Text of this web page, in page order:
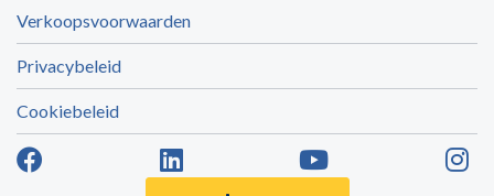
Verkoopsvoorwaarden
Privacybeleid
Cookiebeleid